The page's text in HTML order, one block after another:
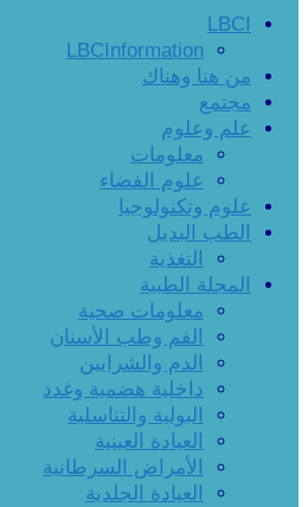
LBCI
LBCInformation
من هنا وهناك
مجتمع
علم وعلوم
معلومات
علوم الفضاء
علوم وتكنولوجيا
الطب البديل
التغذية
المجلة الطبية
معلومات صحية
الفم وطب الأسنان
الدم والشرايين
داخلية هضمية وغدد
البولية والتناسلية
العيادة العينية
الأمراض السرطانية
العيادة الجلدية